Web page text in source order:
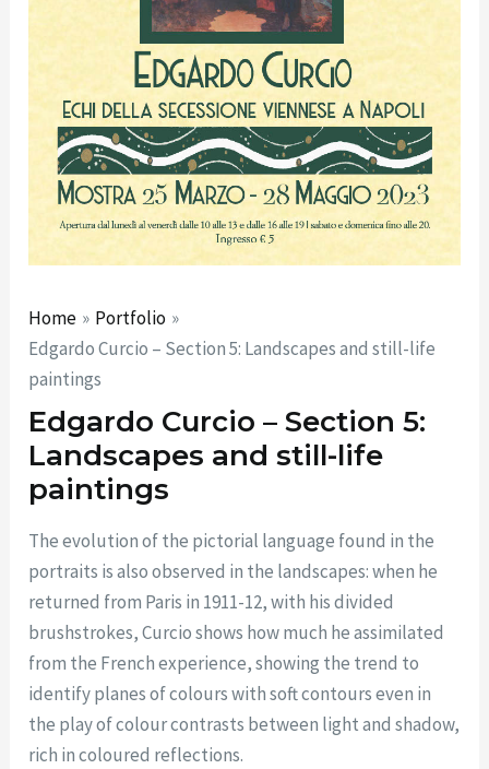
Home
Portfolio
Edgardo Curcio – Section 5: Landscapes and still-life
paintings
Edgardo Curcio – Section 5:
Landscapes and still-life
paintings
The evolution of the pictorial language found in the
portraits is also observed in the landscapes: when he
returned from Paris in 1911-12, with his divided
brushstrokes, Curcio shows how much he assimilated
from the French experience, showing the trend to
identify planes of colours with soft contours even in
the play of colour contrasts between light and shadow,
rich in coloured reflections.